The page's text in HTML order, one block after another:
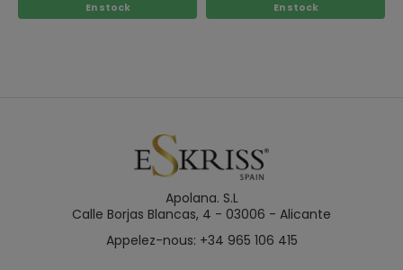
En stock En stock
Apolana. S.L
Calle Borjas Blancas, 4 - 03006 - Alicante
Appelez-nous: +34 965 106 415